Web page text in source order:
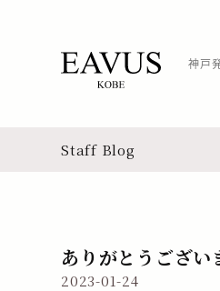
神戸
Staff Blog
ありがとうござい
2023-01-24